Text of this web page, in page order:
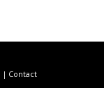
Contact